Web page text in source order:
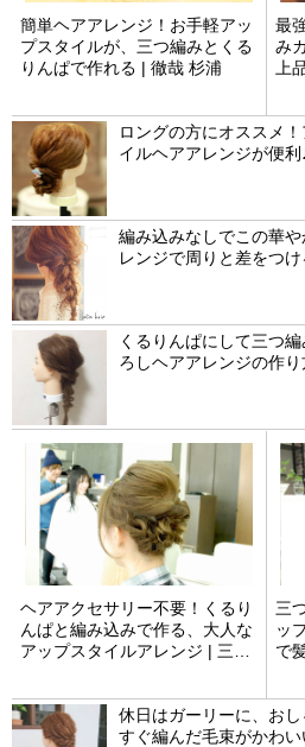
簡単ヘアアレンジ！お手軽アッ
プスタイルが、三つ編みとくる
りんぱで作れる | 徹哉 杉浦
最
み
上
ロングの方にオススメ
イルヘアアレンジが便
編み込みなしでこの華
レンジで周りと差をつ
くるりんぱにして三つ
ろしヘアアレンジの作
ヘアアクセサリー不要！くるり
んぱと編み込みで作る、大人な
アップスタイルアレンジ | 三村
三
ッ
で
休日はガーリーに、お
すぐ編んだ毛束がかわ